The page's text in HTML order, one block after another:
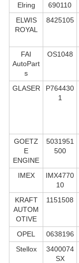
Elring
690110
ELWIS
ROYAL
8425105
FAI
AutoPart
s
OS1048
GLASER
P764430
1
GOETZ
E
ENGINE
5031951
500
IMEX
IMX4770
10
KRAFT
AUTOM
OTIVE
1151508
OPEL 0638196
Stellox
3400074
SX